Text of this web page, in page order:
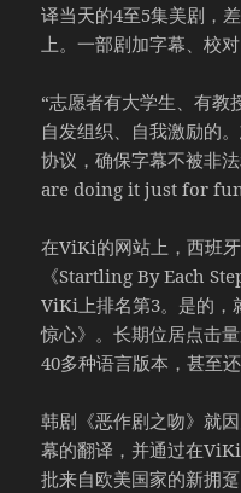
译当天的4至5集美剧，
上。一部剧加字幕、校
“志愿者有大学生、有
自发组织、自我激励的
协议，确保字幕不被非
are doing it just for fun
在ViKi的网站上，西班
《Startling By Each
ViKi上排名第3。是的，
惊心》。长期位居点击
40多种语言版本，甚至
韩剧《恶作剧之吻》就
幕的翻译，并通过在
批来自欧美国家的新拥